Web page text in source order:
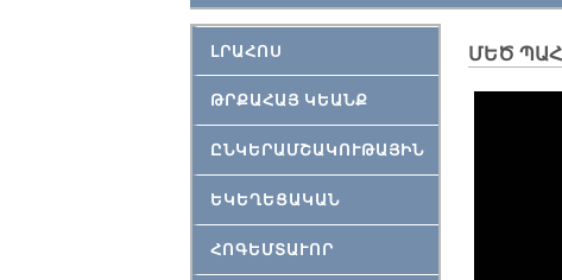
ԼՐԱՀՈՍ
ԹՐՔԱՀԱՅ ԿԵԱՆՔ
ԸՆԿԵՐԱՄՇԱԿՈՒԹԱՅԻՆ
ԵԿԵՂԵՑԱԿԱՆ
ՀՈԳԵՄՏԱՒՈՐ
ՄԵԾ